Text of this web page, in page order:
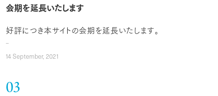
会期を延長いたします
好評につき本サイトの会期を延長いたします。
14September, 2021
03